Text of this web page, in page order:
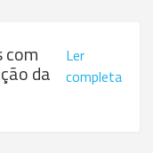
com
da
Ler
completa